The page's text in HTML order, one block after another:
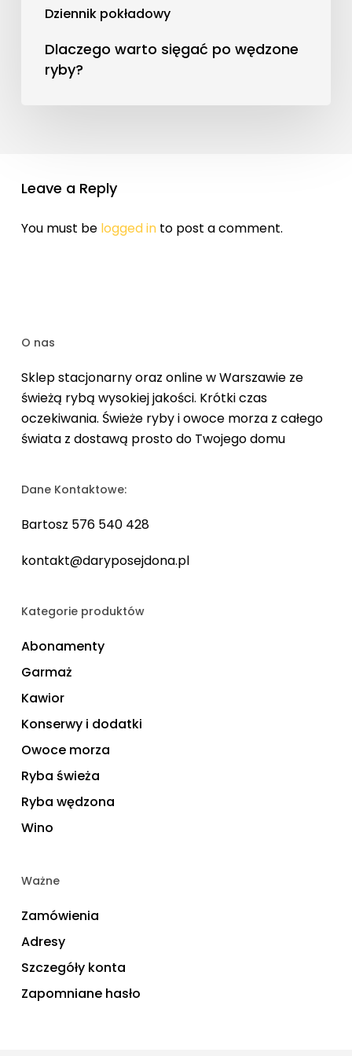
Dziennik pokładowy
Dlaczego warto sięgać po wędzone
ryby?
Leave a Reply
You must be logged into post a comment.
O nas
Sklep stacjonarny oraz online w Warszawie ze
świeżą rybą wysokiej jakości. Krótki czas
oczekiwania. Świeże ryby i owoce morza z całego
świata z dostawą prosto do Twojego domu
Dane Kontaktowe:
Bartosz 576 540 428
kontakt@daryposejdona.pl
Kategorie produktów
Abonamenty
Garmaż
Kawior
Konserwy i dodatki
Owoce morza
Ryba świeża
Ryba wędzona
Wino
Ważne
Zamówienia
Adresy
Szczegóły konta
Zapomniane hasło